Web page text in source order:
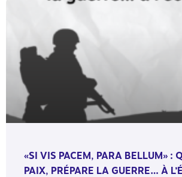
«SI VIS PACEM, PARA BELLUM» :
PAIX, PRÉPARE LA GUERRE… À